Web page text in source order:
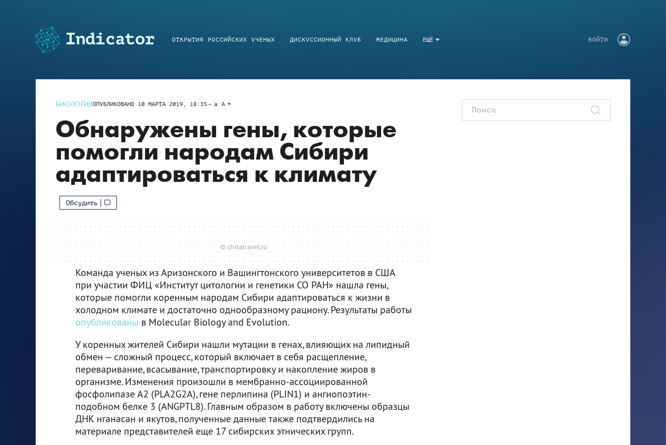
ЕЩЁ
ОТКРЫТИЯ РОССИЙСКИХ УЧЕНЫХ ДИСКУССИОННЫЙ КЛУБ МЕДИЦИНА ВОЙТИ
БИОЛОГИЯОПУБЛИКОВАНО 10 МАРТА 2019, 18:35 a A
Обнаружены гены, которые
помогли народам Сибири
адаптироваться к климату
Обсудить
© chitatravel.ru
Команда ученых из Аризонского и Вашингтонского университетов в США
при участии ФИЦ «Институт цитологии и генетики СО РАН» нашла гены,
которые помогли коренным народам Сибири адаптироваться к жизни в
холодном климате и достаточно однообразному рациону. Результаты работы
опубликованы в Molecular Biology and Evolution.
У коренных жителей Сибири нашли мутации в генах, влияющих на липидный
обмен — сложный процесс, который включает в себя расщепление,
переваривание, всасывание, транспортировку и накопление жиров в
организме. Изменения произошли в мембранно-ассоциированной
фосфолипазе A2 (PLA2G2A), гене перлипина (PLIN1) и ангиопоэтин-
подобном белке 3 (ANGPTL8). Главным образом в работу включены образцы
ДНК нганасан и якутов, полученные данные также подтвердились на
материале представителей еще 17 сибирских этнических групп.